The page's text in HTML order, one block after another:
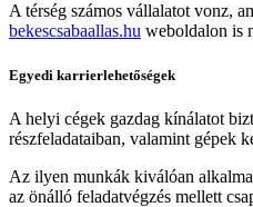
A térség számos vállalatot vonz,
bekescsabaallas.hu weboldalon is
Egyedi karrierlehetőségek
A helyi cégek gazdag kínálatot
részfeladataiban, valamint gépek
Az ilyen munkák kiválóan
az önálló feladatvégzés mellett